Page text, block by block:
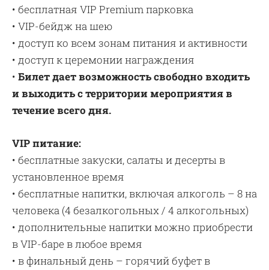
• бесплатная VIP Premium парковка
• VIP-бейдж на шею
• доступ ко всем зонам питания и активности
• доступ к церемонии награждения
• Билет дает возможность свободно входить
и выходить с территории мероприятия в
течение всего дня.
VIPпитание:
• бесплатные закуски, салаты и десерты в
установленное время
• бесплатные напитки, включая алкоголь – 8 на
человека (4 безалкогольных / 4 алкогольных)
• дополнительные напитки можно приобрести
в VIP-баре в любое время
• в финальный день – горячий буфет в